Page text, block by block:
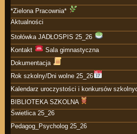
*Zielona Pracownia*
Aktualności
Stołówka JADŁOSPIS 25_26
Kontakt
Sala gimnastyczna
Dokumentacja
Rok szkolny/Dni wolne 25_26
Kalendarz uroczystości i konkursów
BIBLIOTEKA SZKOLNA
Świetlica 25_26
Pedagog_Psycholog 25_26